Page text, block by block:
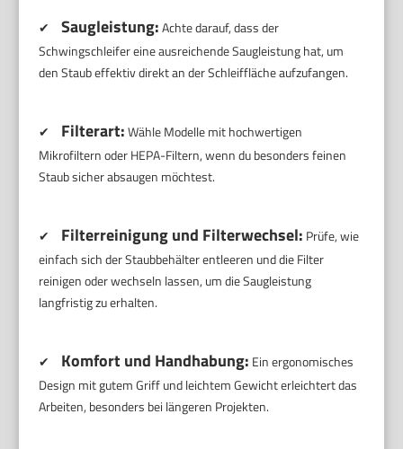
✔ Saugleistung:Achte darauf, dass der
Schwingschleifer eine ausreichende Saugleistung hat, um
den Staub effektiv direkt an der Schleiffläche aufzufangen.
✔ Filterart:Wähle Modelle mit hochwertigen
Mikrofiltern oder HEPA-Filtern, wenn du besonders feinen
Staub sicher absaugen möchtest.
✔ Filterreinigung und Filterwechsel: Prüfe, wie
einfach sich der Staubbehälter entleeren und die Filter
reinigen oder wechseln lassen, um die Saugleistung
langfristig zu erhalten.
✔ Komfort und Handhabung: Ein ergonomisches
Design mit gutem Griff und leichtem Gewicht erleichtert das
Arbeiten, besonders bei längeren Projekten.